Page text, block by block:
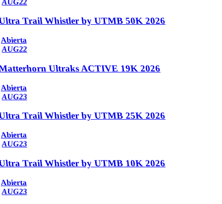
Trail Whistler by UTMB 50K 2026
Abierta
AUG22
Ultraks ACTIVE 19K 2026
Abierta
AUG23
Trail Whistler by UTMB 25K 2026
Abierta
AUG23
Trail Whistler by UTMB 10K 2026
Abierta
AUG23